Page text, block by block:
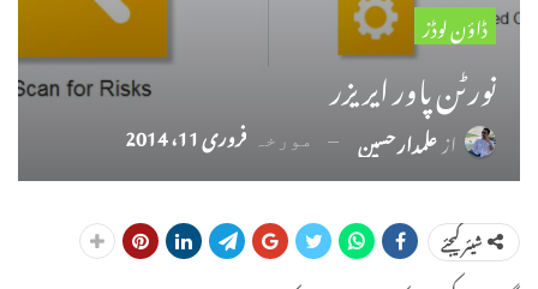
ڈاؤن لوڈز
نورٹن پاور ایریزر
ازعلمدار حسین مورخہ فروری 11، 2014
شیئر کیجئے